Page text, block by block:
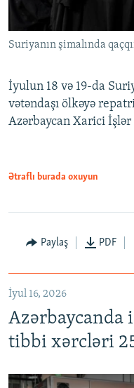
Suriyanın şimalında
İyulun 18 və 19-da
vətəndaşı ölkəyə
Azərbaycan Xarici
Ətraflı burada oxuyun
Paylaş PDF
İyul 16, 2026
Azərbaycanda
tibbi xərcləri